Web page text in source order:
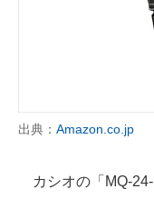
出典： Amazon.co.jp
カシオの「MQ-